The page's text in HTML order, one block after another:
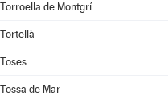
Torroella de Montgrí
Tortellà
Toses
Tossa de Mar